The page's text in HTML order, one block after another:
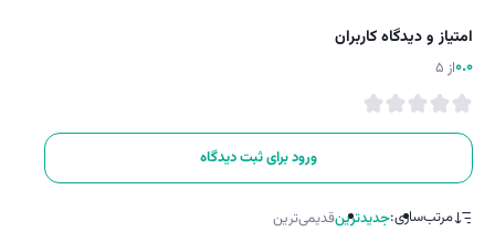
امتیاز و دیدگاه کاربران
0.0از 5
ورود برای ثبت دیدگاه
مرتب‌سازی:جدیدترینقدیمی‌ترین